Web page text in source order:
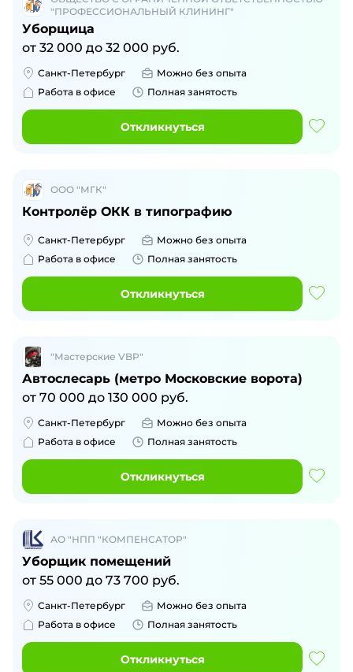
"ПРОФЕССИОНАЛЬНЫЙ КЛИНИНГ"
Уборщица
от 32 000 до 32 000 руб.
Санкт-Петербург
Можно без опыта
Работа в офисе
Полная занятость
Откликнуться
ООО "МГК"
Контролёр ОКК в типографию
Санкт-Петербург
Можно без опыта
Работа в офисе
Полная занятость
Откликнуться
"Мастерские VBP"
Автослесарь (метро Московские ворота)
от 70 000 до 130 000 руб.
Санкт-Петербург
Можно без опыта
Работа в офисе
Полная занятость
Откликнуться
АО "НПП "КОМПЕНСАТОР"
Уборщик помещений
от 55 000 до 73 700 руб.
Санкт-Петербург
Можно без опыта
Работа в офисе
Полная занятость
Откликнуться